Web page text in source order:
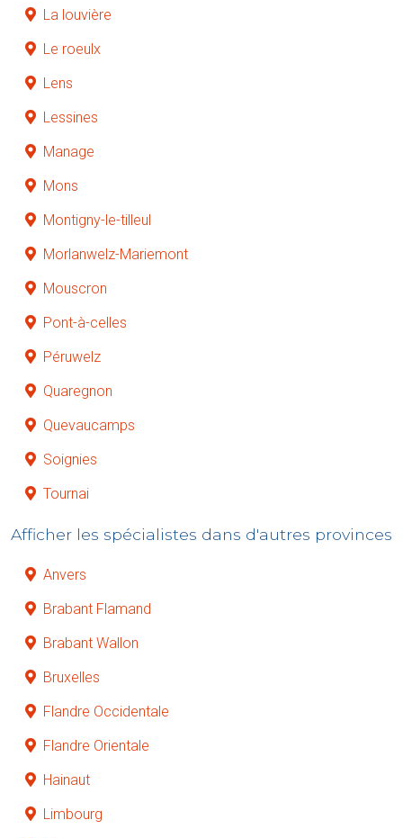
La louvière
Le roeulx
Lens
Lessines
Manage
Mons
Montigny-le-tilleul
Morlanwelz-Mariemont
Mouscron
Pont-à-celles
Péruwelz
Quaregnon
Quevaucamps
Soignies
Tournai
Afficher les spécialistes dans d'autres provinces
Anvers
Brabant Flamand
Brabant Wallon
Bruxelles
Flandre Occidentale
Flandre Orientale
Hainaut
Limbourg